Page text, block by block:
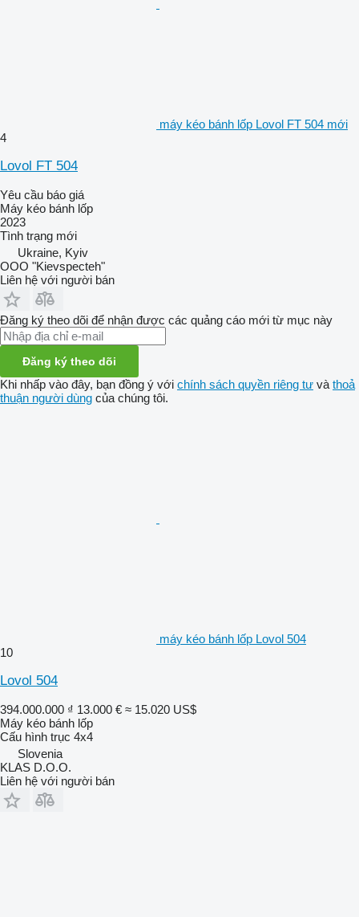
máy kéo bánh lốp Lovol FT 504 mới
4
Lovol FT 504
Yêu cầu báo giá
Máy kéo bánh lốp
2023
Tình trạng mới
Ukraine, Kyiv
OOO "Kievspecteh"
Liên hệ với người bán
Đăng ký theo dõi để nhận được các quảng cáo mới từ mục này
Đăng ký theo dõi
Khi nhấp vào đây, bạn đồng ý với chính sách quyền riêng tư và thoả
thuận người dùng của chúng tôi.
máy kéo bánh lốp Lovol 504
10
Lovol 504
394.000.000 ₫ 13.000 € ≈ 15.020 US$
Máy kéo bánh lốp
Cấu hình trục 4x4
Slovenia
KLAS D.O.O.
Liên hệ với người bán